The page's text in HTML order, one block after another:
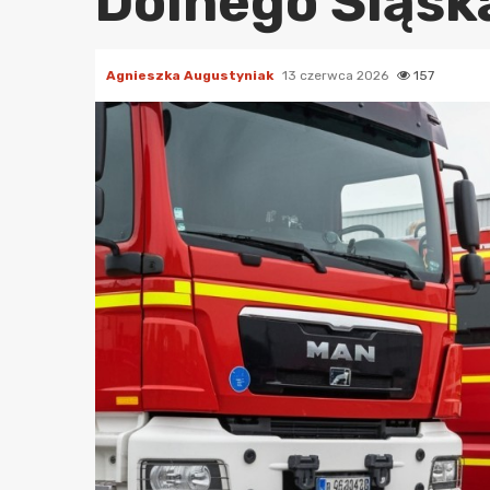
Agnieszka Augustyniak 13 czerwca 2026 157